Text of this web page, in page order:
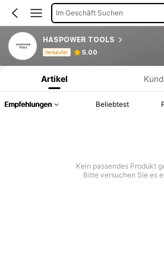
Im Geschäft Suchen
HASPOWER TOOLS
Verkäufer 5.00
Produktinformation: Preisangabe, Verkaufs-
Artikel
Empfehlungen Beliebtest
Kein passendes Produkt
Bitte versuchen Sie es